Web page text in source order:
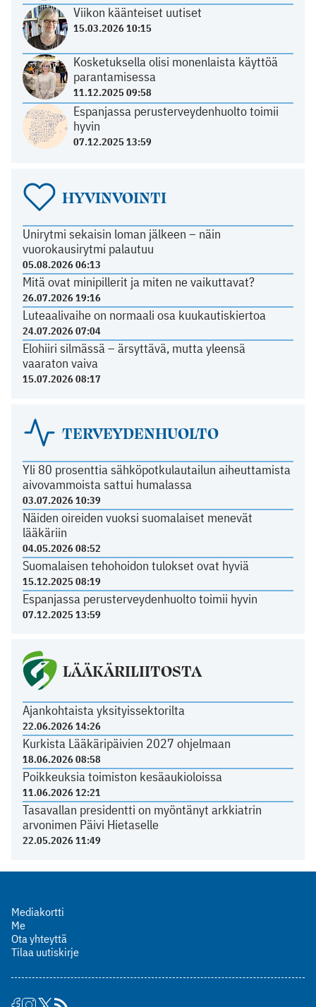
Viikon käänteiset uutiset
15.03.2026 10:15
Kosketuksella olisi monenlaista käyttöä
parantamisessa
11.12.2025 09:58
Espanjassa perusterveydenhuolto toimii
hyvin
07.12.2025 13:59
HYVINVOINTI
Unirytmi sekaisin loman jälkeen – näin
vuorokausirytmi palautuu
05.08.2026 06:13
Mitä ovat minipillerit ja miten ne vaikuttavat?
26.07.2026 19:16
Luteaalivaihe on normaali osa kuukautiskiertoa
24.07.2026 07:04
Elohiiri silmässä – ärsyttävä, mutta yleensä
vaaraton vaiva
15.07.2026 08:17
TERVEYDENHUOLTO
Yli 80 prosenttia sähköpotkulautailun aiheuttamista
aivovammoista sattui humalassa
03.07.2026 10:39
Näiden oireiden vuoksi suomalaiset menevät
lääkäriin
04.05.2026 08:52
Suomalaisen tehohoidon tulokset ovat hyviä
15.12.2025 08:19
Espanjassa perusterveydenhuolto toimii hyvin
07.12.2025 13:59
LÄÄKÄRILIITOSTA
Ajankohtaista yksityissektorilta
22.06.2026 14:26
Kurkista Lääkäripäivien 2027 ohjelmaan
18.06.2026 08:58
Poikkeuksia toimiston kesäaukioloissa
11.06.2026 12:21
Tasavallan presidentti on myöntänyt arkkiatrin
arvonimen Päivi Hietaselle
22.05.2026 11:49
Mediakortti
Me
Ota yhteyttä
Tilaa uutiskirje